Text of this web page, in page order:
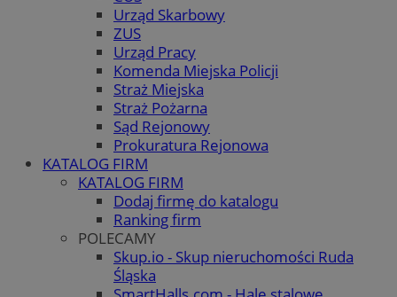
Urząd Skarbowy
ZUS
Urząd Pracy
Komenda Miejska Policji
Straż Miejska
Straż Pożarna
Sąd Rejonowy
Prokuratura Rejonowa
KATALOG FIRM
KATALOG FIRM
Dodaj firmę do katalogu
Ranking firm
POLECAMY
Skup.io - Skup nieruchomości Ruda
Śląska